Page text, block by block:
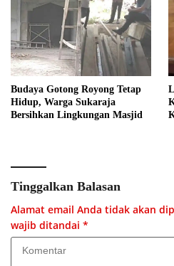
Budaya Gotong Royong Tetap
Hidup, Warga Sukaraja
Bersihkan Lingkungan Masjid
Tinggalkan Balasan
Alamat email Anda tidak akan
wajib ditandai *